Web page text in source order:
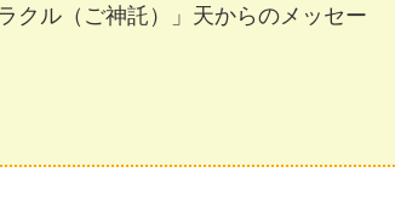
クル（ご神託）」天からのメッセー